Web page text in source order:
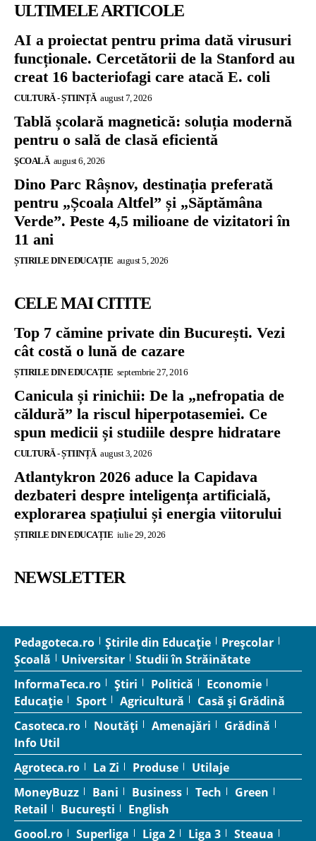
ULTIMELE ARTICOLE
AI a proiectat pentru prima dată virusuri
funcționale. Cercetătorii de la Stanford au
creat 16 bacteriofagi care atacă E. coli
CULTURĂ - ȘTIINȚĂ august 7, 2026
Tablă școlară magnetică: soluția modernă
pentru o sală de clasă eficientă
ŞCOALĂ august 6, 2026
Dino Parc Râșnov, destinația preferată
pentru „Școala Altfel” și „Săptămâna
Verde”. Peste 4,5 milioane de vizitatori în
11 ani
ȘTIRILE DIN EDUCAȚIE august 5, 2026
CELE MAI CITITE
Top 7 cămine private din București. Vezi
cât costă o lună de cazare
ȘTIRILE DIN EDUCAȚIE septembrie 27, 2016
Canicula și rinichii: De la „nefropatia de
căldură” la riscul hiperpotasemiei. Ce
spun medicii și studiile despre hidratare
CULTURĂ - ȘTIINȚĂ august 3, 2026
Atlantykron 2026 aduce la Capidava
dezbateri despre inteligența artificială,
explorarea spațiului și energia viitorului
ȘTIRILE DIN EDUCAȚIE iulie 29, 2026
NEWSLETTER
Pedagoteca.ro Știrile din Educație
Preșcolar
Școală
Universitar
Studii în Străinătate
InformaTeca.ro
Știri Politică
Economie
Educație
Sport Agricultură
Casă și Grădină
Casoteca.ro
Noutăți Amenajări
Grădină
Info Util
Agroteca.ro
La Zi Produse
Utilaje
MoneyBuzz
Bani Business Tech
Green
Retail
București
English
Goool.ro
Superliga Liga 2 Liga 3 Steaua